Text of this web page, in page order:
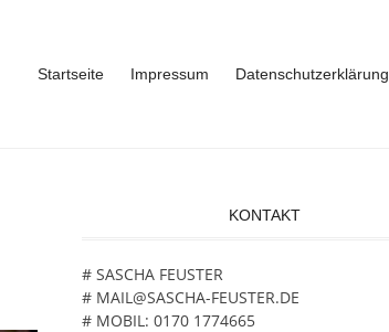
Startseite Impressum Datenschutzerklärung
KONTAKT
# SASCHA FEUSTER
# MAIL@SASCHA-FEUSTER.DE
# MOBIL: 0170 1774665